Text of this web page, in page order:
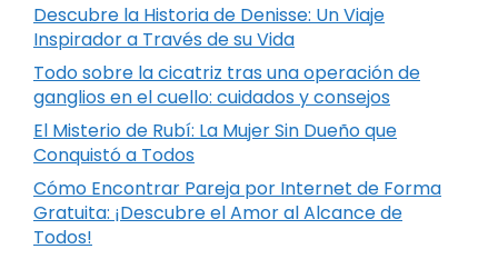
Descubre la Historia de Denisse: Un Viaje
Inspirador a Través de su Vida
Todo sobre la cicatriz tras una operación de
ganglios en el cuello: cuidados y consejos
El Misterio de Rubí: La Mujer Sin Dueño que
Conquistó a Todos
Cómo Encontrar Pareja por Internet de Forma
Gratuita: ¡Descubre el Amor al Alcance de
Todos!